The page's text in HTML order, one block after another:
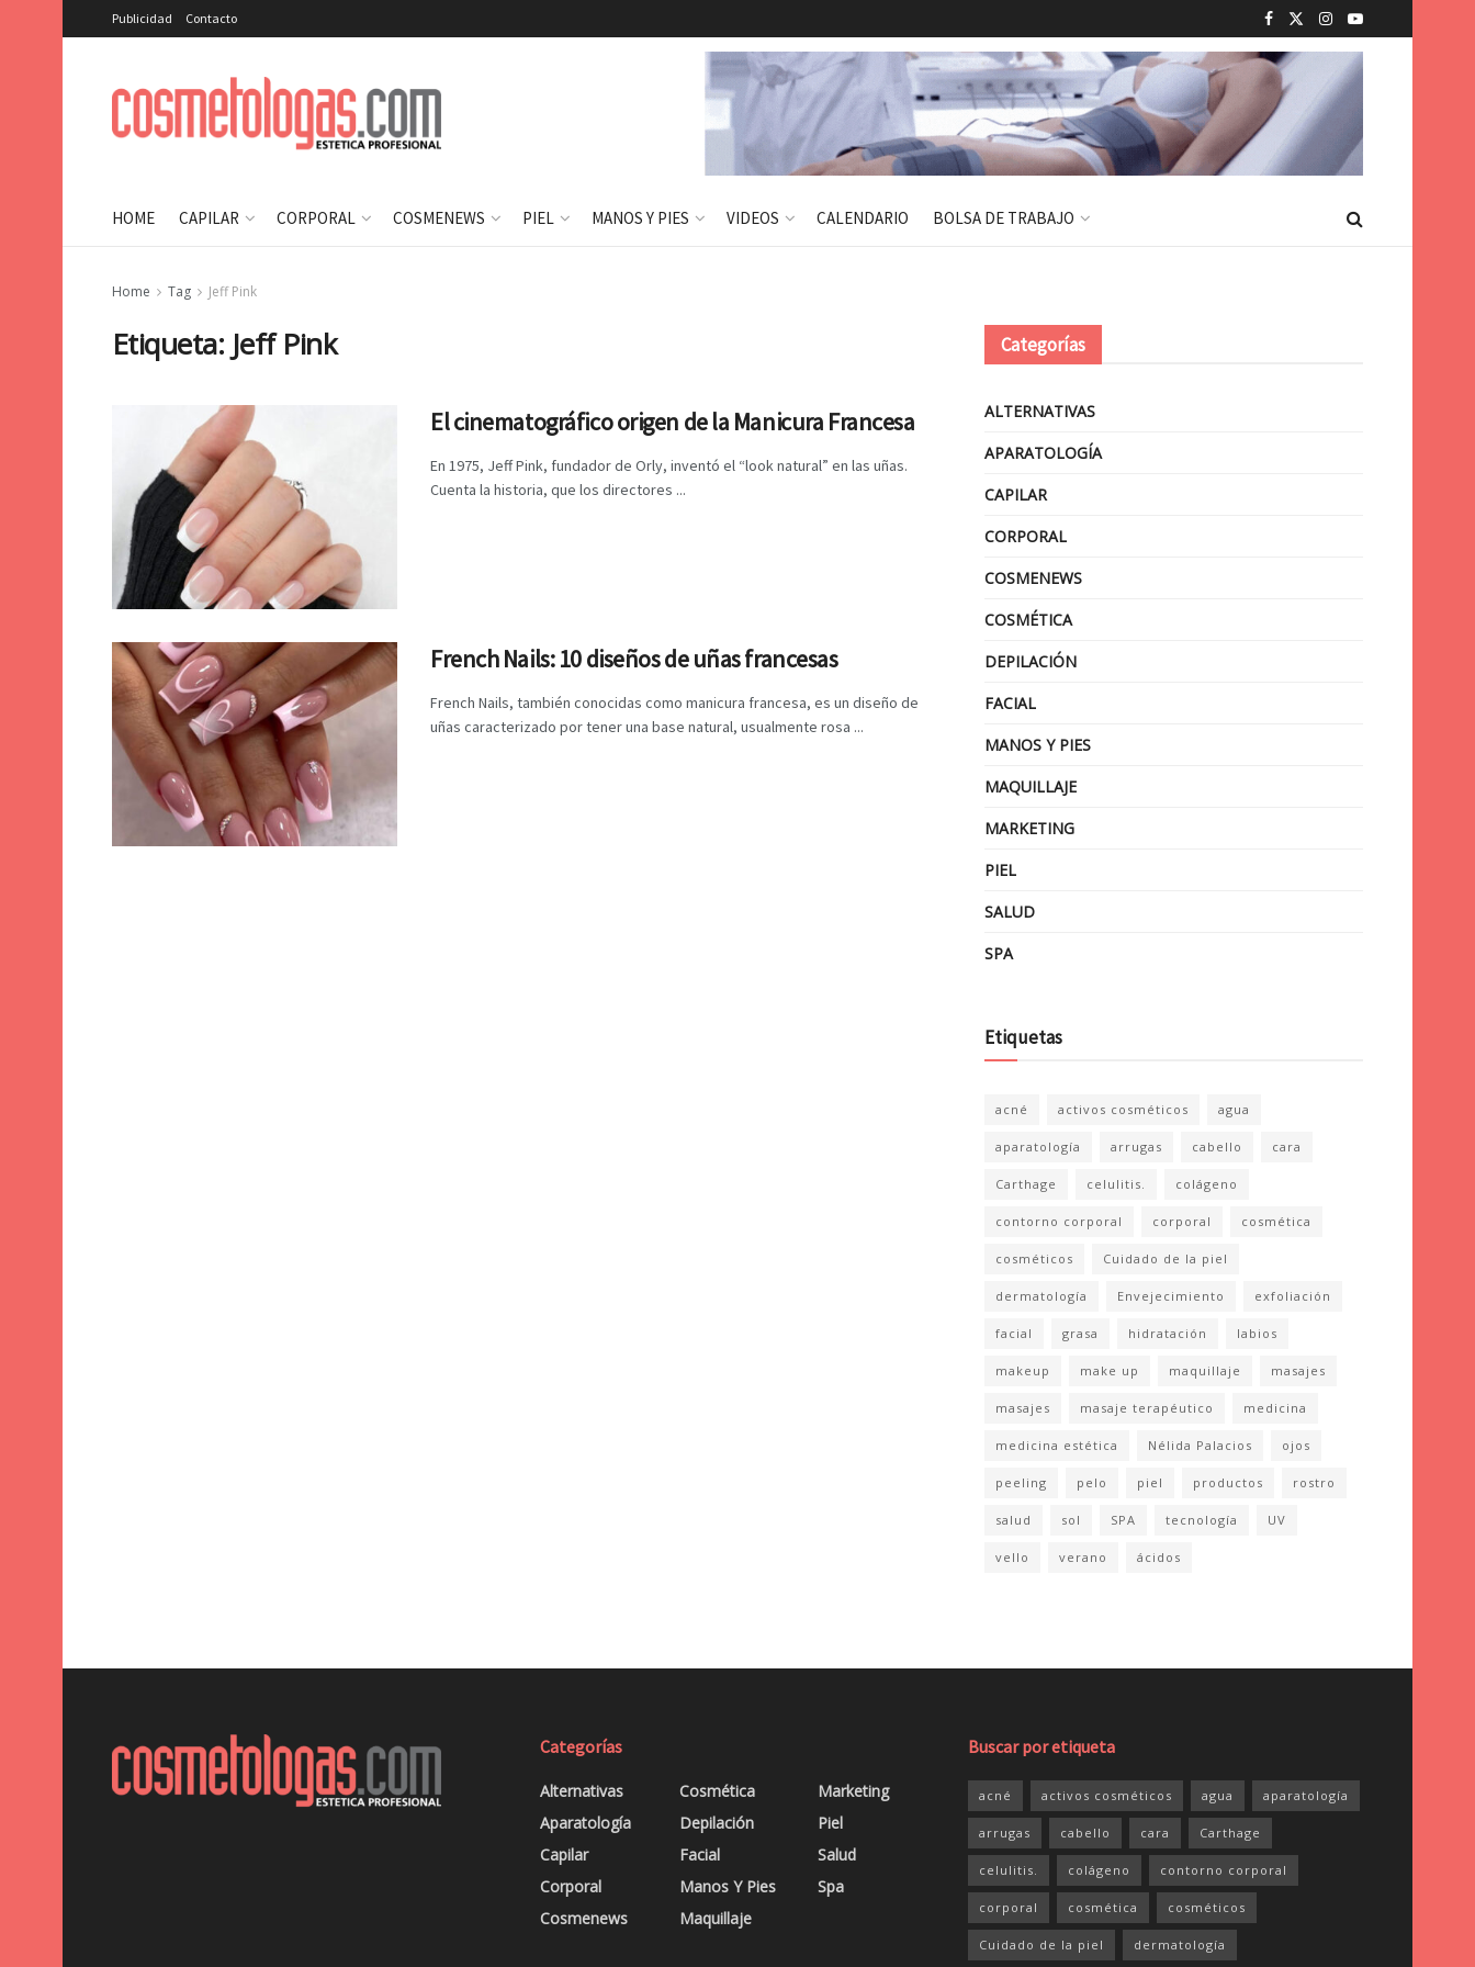
Publicidad Contacto
HOME CAPILAR CORPORAL COSMENEWS PIEL MANOS Y PIES VIDEOS CALENDARIO BOLSA DE TRABAJO
Home Tag Jeff Pink
Etiqueta: Jeff Pink
El cinematográfico origen de la Manicura Francesa
En 1975, Jeff Pink, fundador de Orly, inventó el “look natural” en las uñas.
Cuenta la historia, que los directores ...
French Nails: 10 diseños de uñas francesas
French Nails, también conocidas como manicura francesa, es un diseño de
uñas caracterizado por tener una base natural, usualmente rosa ...
Categorías
ALTERNATIVAS
APARATOLOGÍA
CAPILAR
CORPORAL
COSMENEWS
COSMÉTICA
DEPILACIÓN
FACIAL
MANOS Y PIES
MAQUILLAJE
MARKETING
PIEL
SALUD
SPA
Etiquetas
acné activos cosméticos agua
aparatología arrugas cabello cara
Carthage celulitis. colágeno
contorno corporal corporal cosmética
cosméticos Cuidado de la piel
dermatología Envejecimiento exfoliación
facial grasa hidratación labios
makeup make up maquillaje masajes
masajes masaje terapéutico medicina
medicina estética Nélida Palacios ojos
peeling pelo piel productos rostro
salud sol SPA tecnología UV
vello verano ácidos
Categorías
Alternativas
Aparatología
Capilar
Corporal
Cosmenews
Cosmética
Depilación
Facial
Manos Y Pies
Maquillaje
Marketing
Piel
Salud
Spa
Buscar por etiqueta
acné activos cosméticos agua aparatología
arrugas cabello cara Carthage
celulitis. colágeno contorno corporal
corporal cosmética cosméticos
Cuidado de la piel dermatología